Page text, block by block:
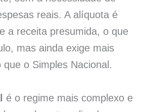
reais. A alíquota é
a receita presumida, o que
mas ainda exige mais
que o Simples Nacional.
é o regime mais complexo e